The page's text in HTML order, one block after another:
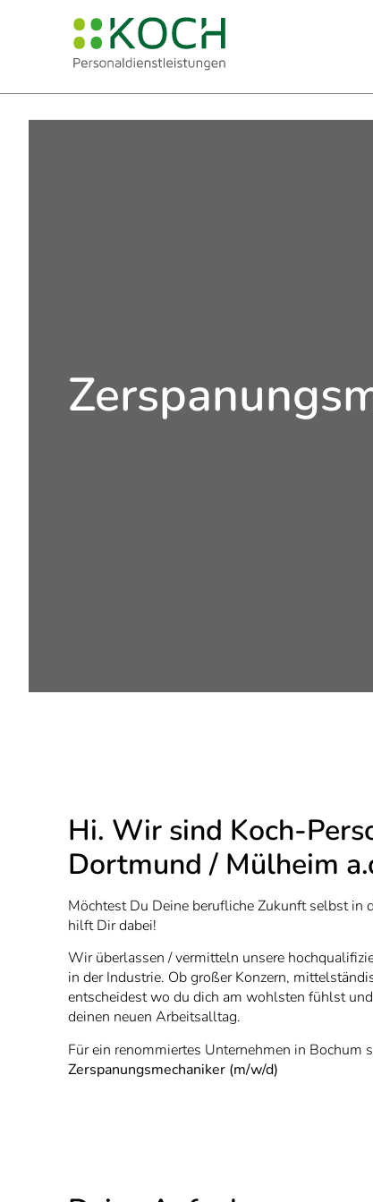
Hi. Wir sind Koch-
Dortmund / Mülheim
Möchtest Du Deine berufliche Zukunft selbst in
hilft Dir dabei!
Wir überlassen / vermitteln unsere
in der Industrie. Ob großer Konzern,
entscheidest wo du dich am wohlsten fühlst
deinen neuen Arbeitsalltag.
Für ein renommiertes Unternehmen in Bochum
Zerspanungsmechaniker (m/w/d)